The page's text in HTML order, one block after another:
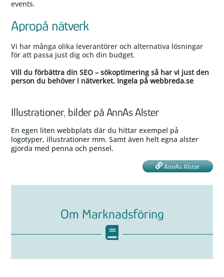
events.
Apropå nätverk
Vi har många olika leverantörer och alternativa lösningar
för att passa just dig och din budget.
Vill du förbättra din SEO – sökoptimering så har vi just den
person du behöver i nätverket. Ingela på webbreda.se
Illustrationer, bilder på AnnAs Alster
En egen liten webbplats där du hittar exempel på
logotyper, illustrationer mm. Samt även helt egna alster
gjorda med penna och pensel.
AnnAs Alster
Om Marknadsföring